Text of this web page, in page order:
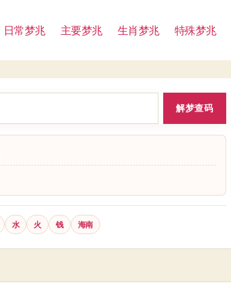
日常梦兆 主要梦兆 生肖梦兆 特殊梦兆
解梦查码
水 火 钱 海南